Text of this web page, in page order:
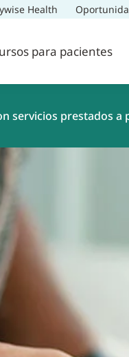
Health
para pacientes
servicios prestados